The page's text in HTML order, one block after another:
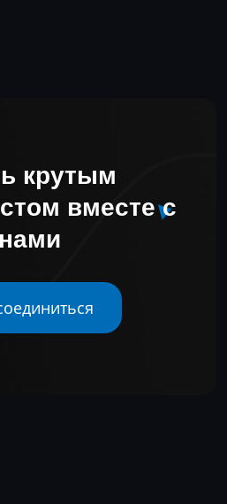
крутым
вместе с
нами